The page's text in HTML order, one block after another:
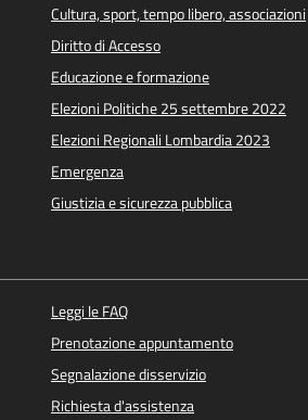
Cultura, sport, tempo libero, associazioni
Diritto di Accesso
Educazione e formazione
Elezioni Politiche 25 settembre 2022
Elezioni Regionali Lombardia 2023
Emergenza
Giustizia e sicurezza pubblica
Leggi le FAQ
Prenotazione appuntamento
Segnalazione disservizio
Richiesta d'assistenza